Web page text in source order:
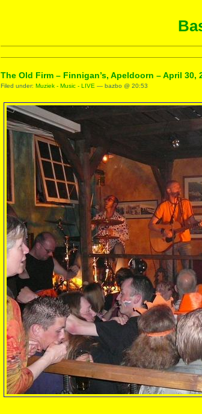
The Old Firm – Finnigan’s, Apeldoorn – April 30,
Filed under: Muziek - Music - LIVE — bazbo @ 20:53